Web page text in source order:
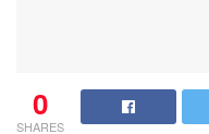
0
SHARES